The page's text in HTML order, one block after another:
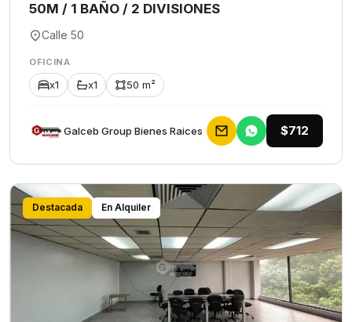
50M / 1 BAÑO / 2 DIVISIONES
Calle 50
OFICINA
x1 x1 50 m²
Galceb Group Bienes Raices $712
Destacada En Alquiler